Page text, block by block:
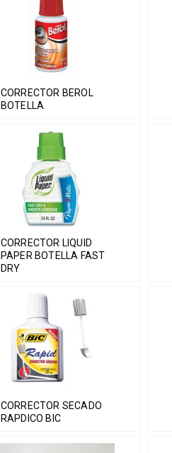
CORRECTOR BEROL
BOTELLA
CORRECTOR LIQUID
PAPER BOTELLA FAST
DRY
CORRECTOR SECADO
RAPDICO BIC